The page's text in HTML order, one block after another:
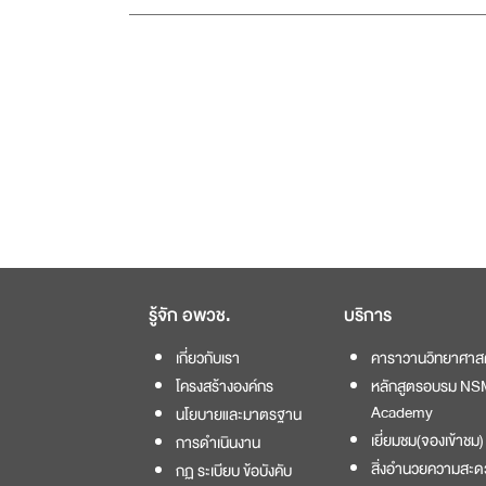
รู้จัก อพวช.
เกี่ยวกับเรา
โครงสร้างองค์กร
นโยบายและมาตรฐาน
การดำเนินงาน
กฏ ระเบียบ ข้อบังคับ
บริการ
คาราวานวิทยาศา
หลักสูตรอบรม
Academy
เยี่ยมชม(จองเข้าชม)
สิ่งอำนวยความสะ